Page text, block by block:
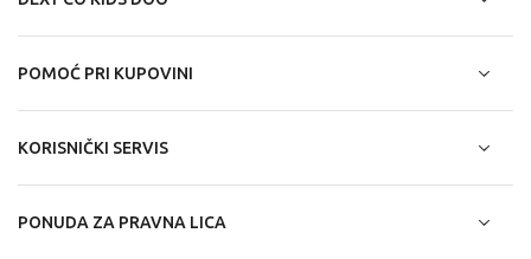
POMOĆ PRI KUPOVINI
KORISNIČKI SERVIS
PONUDA ZA PRAVNA LICA